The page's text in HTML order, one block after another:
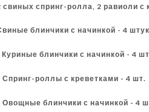
свиных спринг-ролла, 2 равиоли
блинчики с начинкой - 4
Куриные блинчики с начинкой - 4
Спринг-роллы с креветками - 4 шт.
Овощные блинчики с начинкой - 4